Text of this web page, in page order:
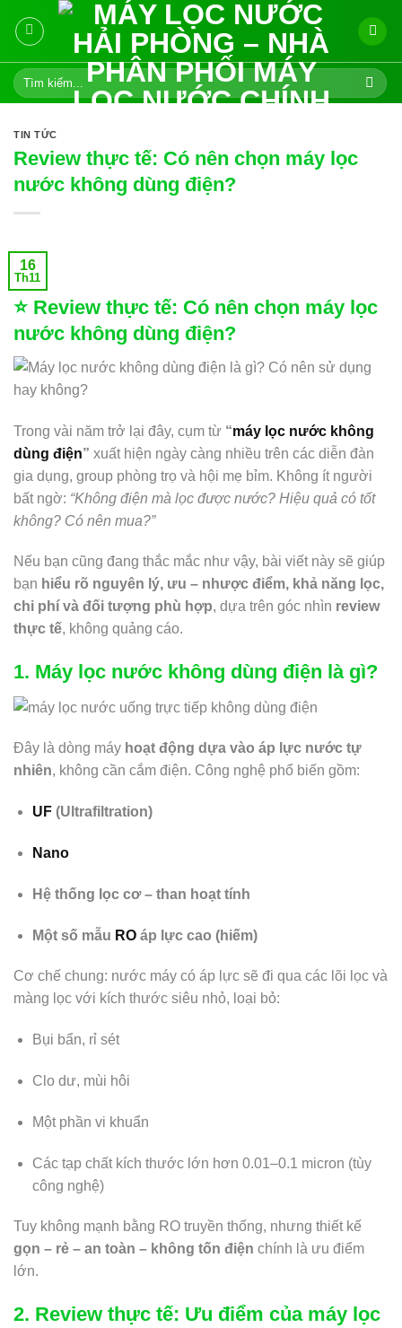
Tìm
kiếm:
TIN TỨC
Review thực tế: Có nên chọn máy lọc
nước không dùng điện?
16
Th11
⭐ Review thực tế: Có nên chọn máy lọc
nước không dùng điện?
Trong vài năm trở lại đây, cụm từ “máy lọc nước không
dùng điện” xuất hiện ngày càng nhiều trên các diễn đàn
gia dụng, group phòng trọ và hội mẹ bỉm. Không ít người
bất ngờ: “Không điện mà lọc được nước? Hiệu quả có tốt
không? Có nên mua?”
Nếu bạn cũng đang thắc mắc như vậy, bài viết này sẽ giúp
bạn hiểu rõ nguyên lý, ưu – nhược điểm, khả năng lọc,
chi phí và đối tượng phù hợp, dựa trên góc nhìn review
thực tế, không quảng cáo.
1. Máy lọc nước không dùng điện là gì?
Đây là dòng máy hoạt động dựa vào áp lực nước tự
nhiên, không cần cắm điện. Công nghệ phổ biến gồm:
UF(Ultrafiltration)
Nano
Hệ thống lọc cơ – than hoạt tính
Một số mẫu ROáp lực cao (hiếm)
Cơ chế chung: nước máy có áp lực sẽ đi qua các lõi lọc và
màng lọc với kích thước siêu nhỏ, loại bỏ:
Bụi bẩn, rỉ sét
Clo dư, mùi hôi
Một phần vi khuẩn
Các tạp chất kích thước lớn hơn 0.01–0.1 micron (tùy
công nghệ)
Tuy không mạnh bằng RO truyền thống, nhưng thiết kế
gọn – rẻ – an toàn – không tốn điện chính là ưu điểm
lớn.
2. Review thực tế: Ưu điểm của máy lọc